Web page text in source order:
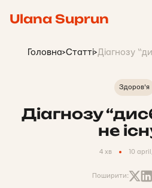
Ulana Suprun
Головна>Статті>Діагнозу
Здоров'я
Діагнозу
не
4 хв 10
Поширити: